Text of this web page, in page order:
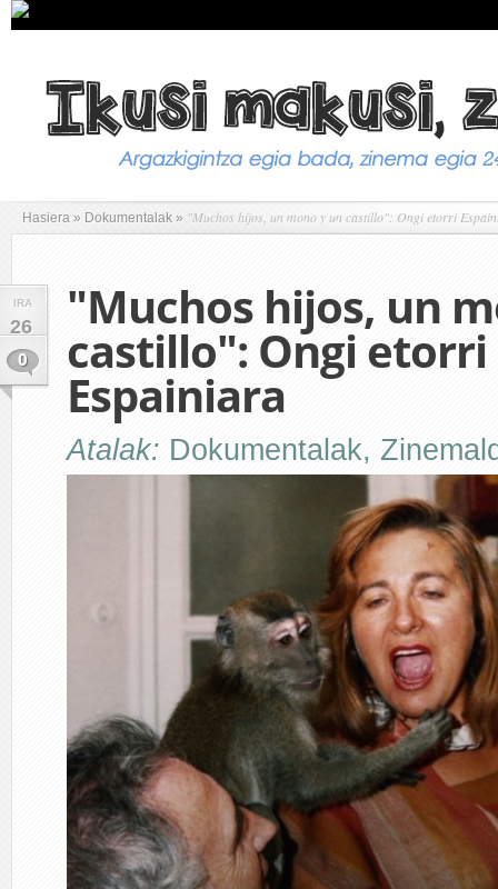
Hasiera » Dokumentalak » "Muchos hijos, un mono y un castillo": Ongi etorri
IRA
26
0
"Muchos hijos, un
castillo": Ongi etorri
Espainiara
Atalak: Dokumentalak,